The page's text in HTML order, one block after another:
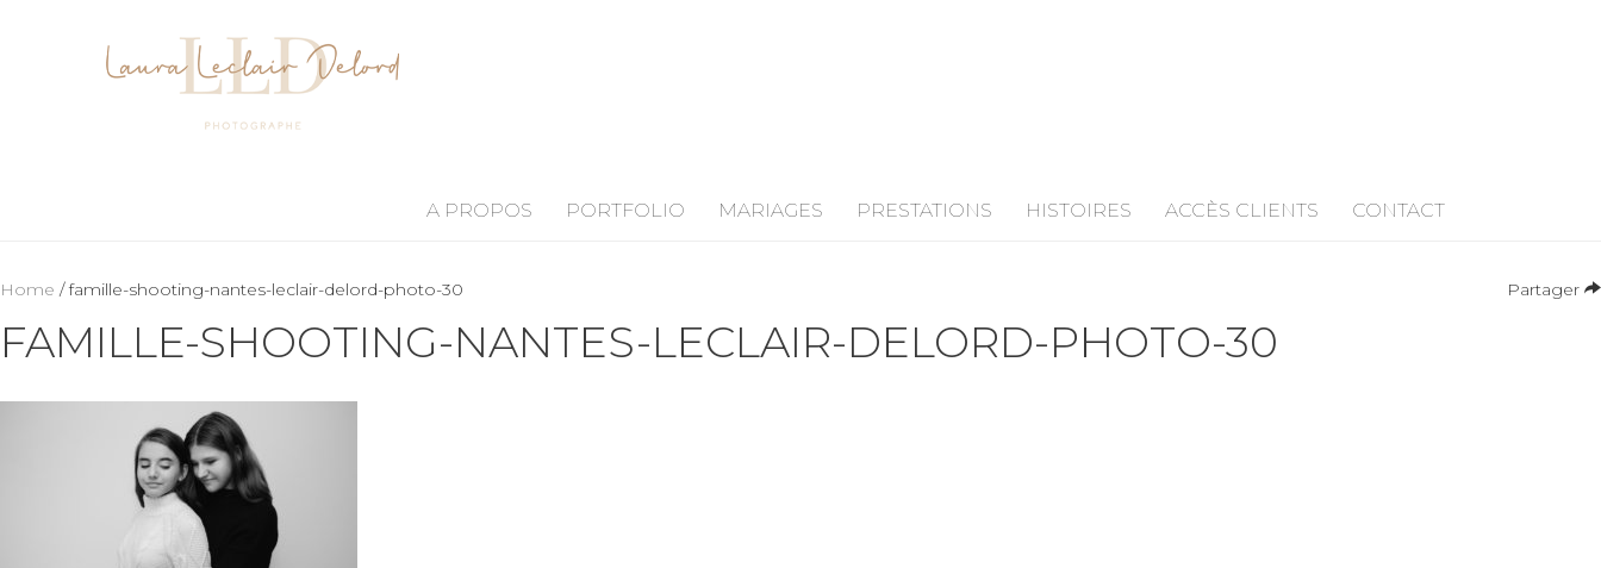
A PROPOS PORTFOLIO MARIAGES PRESTATIONS HISTOIRES ACCÈS CLIENTS CONTACT
Partager
Home / famille-shooting-nantes-leclair-delord-photo-30
FAMILLE-SHOOTING-NANTES-LECLAIR-DELORD-PHOTO-30